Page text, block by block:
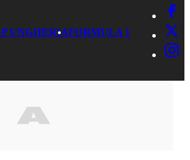
UNGHERIAFORMULA 1